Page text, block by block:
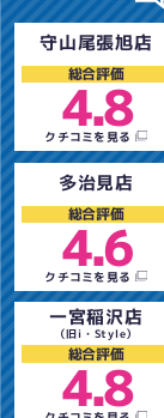
守山尾張旭店
総合評価
4.8
クチコミを見る
多治見店
総合評価
4.6
クチコミを見る
一宮稲沢店
（旧i・Style）
総合評価
4.8